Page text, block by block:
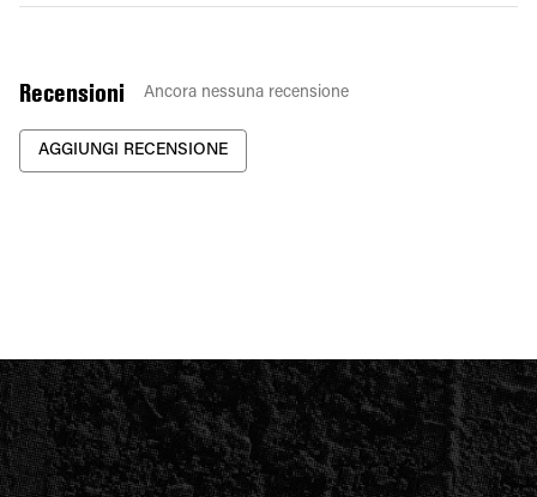
Recensioni Ancora nessuna recensione
AGGIUNGI RECENSIONE